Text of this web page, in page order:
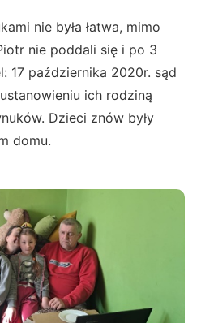
nie była łatwa, mimo
nie poddali się i po 3
17 października 2020r. sąd
ich rodziną
Dzieci znów były
domu.